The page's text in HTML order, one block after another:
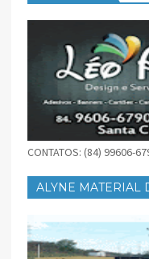
CONTATOS: (84) 99606-
ALYNE MATERIAL